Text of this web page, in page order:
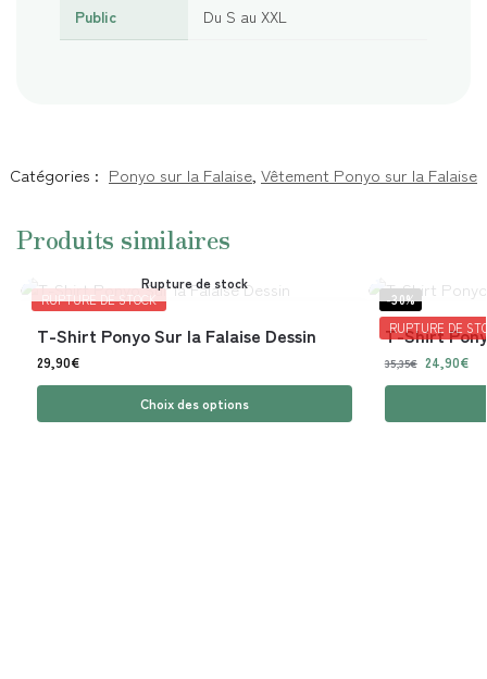
Public Du S au XXL
Catégories : Ponyo sur la Falaise, Vêtement Ponyo sur la Falaise
Produits similaires
RUPTURE DE STOCK
Rupture de stock
T-Shirt Ponyo Sur la Falaise Dessin
29,90€
Choix des options
-30%
RUPTURE DE
T-Shirt
35,35€ 24,90€